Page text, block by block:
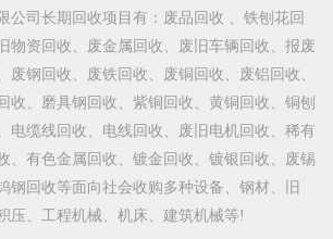
公司长期回收项目有：废品回收 、铁刨花回
物资回收、废金属回收、废旧车辆回收、报废
废钢回收、废铁回收、废铜回收、废铝回收、
收、磨具钢回收、紫铜回收、黄铜回收、铜刨
电缆线回收、电线回收、废旧电机回收、稀有
、有色金属回收、镀金回收、镀银回收、废锡
钢回收等面向社会收购多种设备、钢材、旧
压、工程机械、机床、建筑机械等!